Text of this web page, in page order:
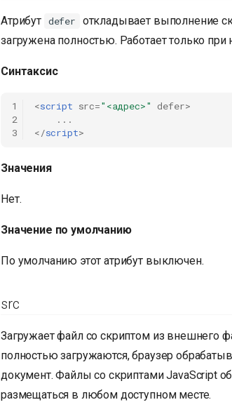
Атрибут defer
откладывает выполнение
загружена полностью. Работает только при
Синтаксис
1
2
3
<script src="<адрес>" defer>
...
</script>
Значения
Нет.
Значение по умолчанию
По умолчанию этот атрибут выключен.
src
Загружает файл со скриптом из внешнего
полностью загружаются, браузер
документ. Файлы со скриптами JavaScript
размещаться в любом доступном месте.